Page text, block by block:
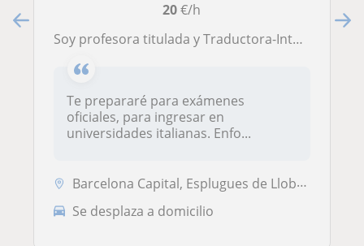
20€/h
Soy profesora titulada y Traductora-Intérprete. Todos los niveles (elemental, intermedio, superior). Clases dinámicas
Te prepararé para exámenes
oficiales, para ingresar en
universidades italianas. Enfo...
Barcelona Capital, Esplugues de Llobregat, Hospitalet de Llobregat, Sa...
Se desplaza a domicilio